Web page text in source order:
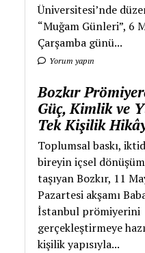
Üniversitesi’nde
“Muğam Günleri”, 6
Çarşamba günü...
Yorum yapın
Bozkır
Güç, Kimlik ve
Tek Kişilik
Toplumsal baskı,
bireyin içsel
taşıyan Bozkır, 11
Pazartesi akşamı
İstanbul prömiyerini
gerçekleştirmeye
kişilik yapısıyla...